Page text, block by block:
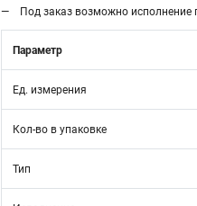
— Под заказ возможно исполнение
Параметр
Ед. измерения
Кол-во в упаковке
Тип